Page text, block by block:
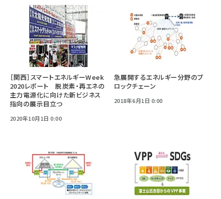
［関西］スマートエネルギーWeek
2020レポート 脱炭素・再エネの
主力電源化に向けた新ビジネス
指向の展示目立つ
2020年10月1日 0:00
急展開するエネルギー分野のブ
ロックチェーン
2018年6月1日 0:00